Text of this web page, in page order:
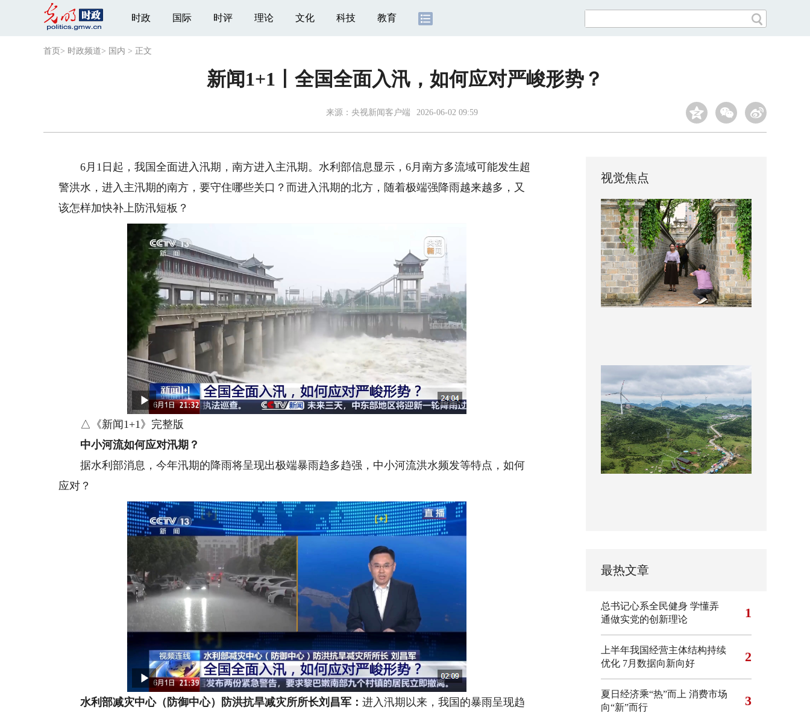
时政 国际 时评 理论 文化 科技 教育
首页 > 时政频道> 国内 > 正文
新闻1+1丨全国全面入汛，如何应对严峻形势？
来源： 央视新闻客户端 2026-06-02 09:59
6月1日起，我国全面进入汛期，南方进入主汛期。水利部信息显示，6月南方多流域可能发生超
警洪水，进入主汛期的南方，要守住哪些关口？而进入汛期的北方，随着极端强降雨越来越多，又
该怎样加快补上防汛短板？
△《新闻1+1》完整版
中小河流如何应对汛期？
据水利部消息，今年汛期的降雨将呈现出极端暴雨趋多趋强，中小河流洪水频发等特点，如何
应对？
水利部减灾中心（防御中心）防洪抗旱减灾所所长刘昌军：进入汛期以来，我国的暴雨呈现趋
视觉焦点
最热文章
总书记心系全民健身 学懂弄
通做实党的创新理论
1
上半年我国经营主体结构持续
优化 7月数据向新向好 2
夏日经济乘“热”而上 消费市场
向“新”而行
3